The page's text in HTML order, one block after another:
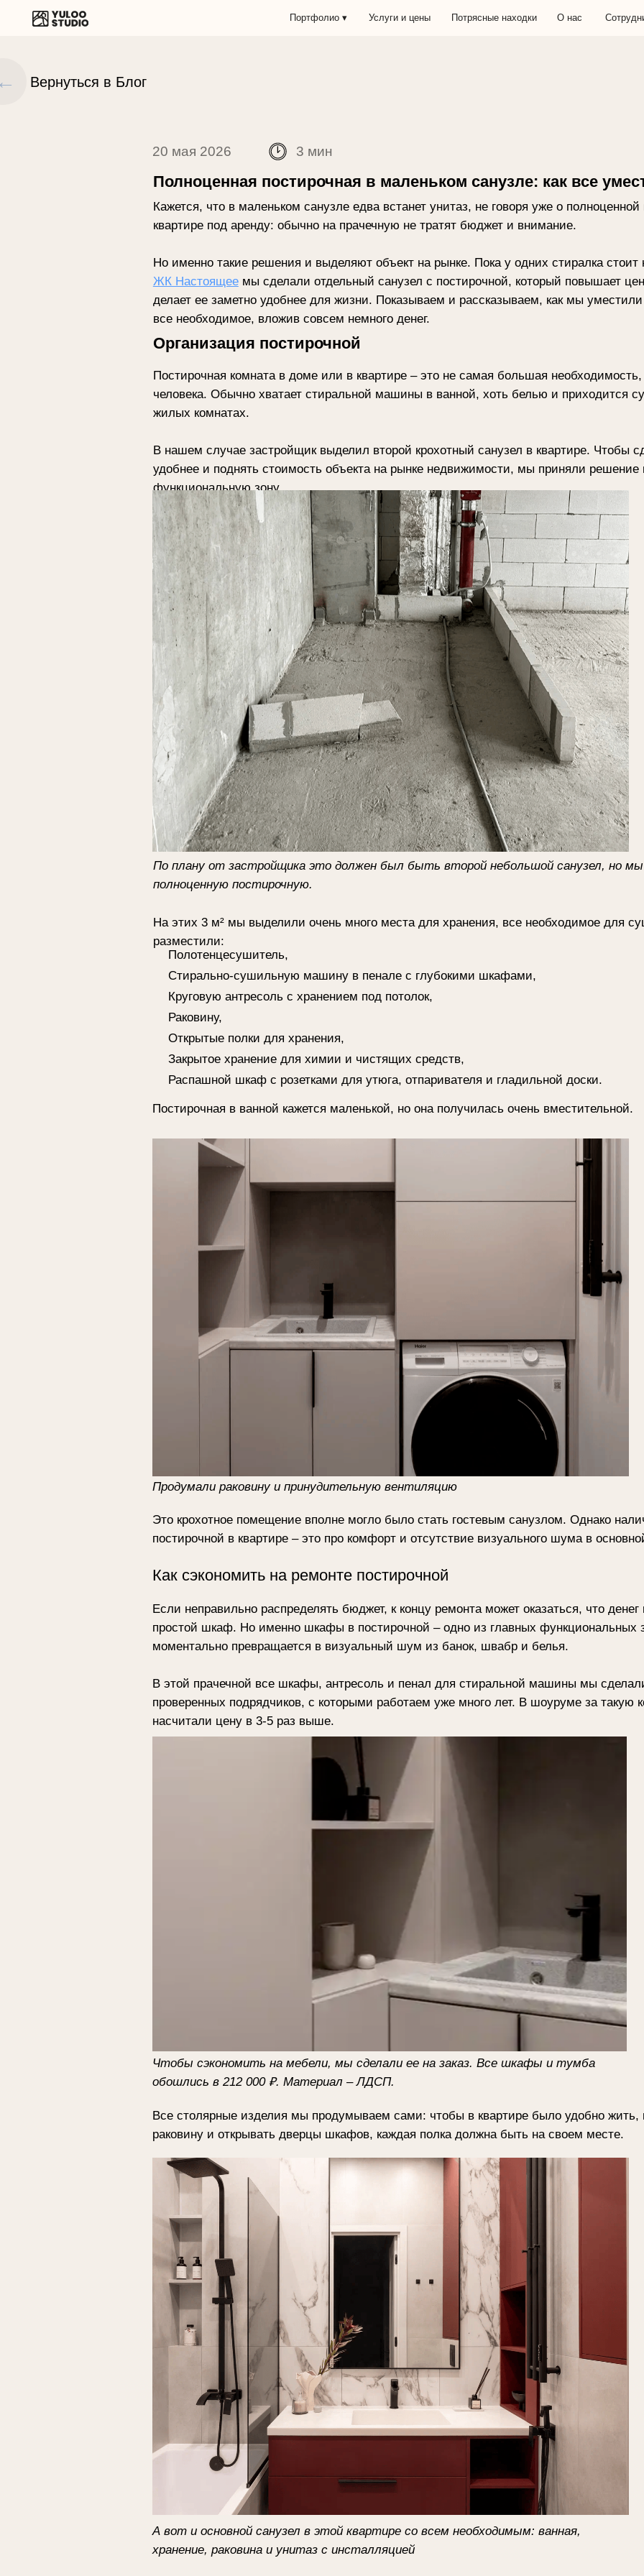
Сотрудничество
О нас
Потрясные находки
Услуги и цены
Портфолио ▾
Вернуться в Блог
Организация постирочной
Как сэкономить на ремонте постирочной
Кажется, что в маленьком санузле едва встанет унитаз, не говоря уже о полноценной постирочной.
квартире под аренду: обычно на прачечную не тратят бюджет и внимание.
Но именно такие решения и выделяют объект на рынке. Пока у одних стиралка стоит на кухне или
делает ее заметно удобнее для жизни. Показываем и рассказываем, как мы уместили на 3
все необходимое, вложив совсем немного денег.
Постирочная комната в доме или в квартире – это не самая большая необходимость, если в семье
человека. Обычно хватает стиральной машины в ванной, хоть белью и приходится сушиться на
жилых комнатах.
В нашем случае застройщик выделил второй крохотный санузел в квартире. Чтобы сделать быт
удобнее и поднять стоимость объекта на рынке недвижимости, мы приняли решение превратить
По плану от застройщика это должен был быть второй небольшой санузел, но мы сделали из
полноценную постирочную.
На этих 3 м² мы выделили очень много места для хранения, все необходимое для сушки и глажки и
разместили:
Полотенцесушитель,
Стирально-сушильную машину в пенале с глубокими шкафами,
Круговую антресоль с хранением под потолок,
Открытые полки для хранения,
Закрытое хранение для химии и чистящих средств,
Распашной шкаф с розетками для утюга, отпаривателя и гладильной доски.
Это крохотное помещение вполне могло было стать гостевым санузлом. Однако наличие
постирочной в квартире – это про комфорт и отсутствие визуального шума в основной ванной.
Если неправильно распределять бюджет, к концу ремонта может оказаться, что денег не осталось
простой шкаф. Но именно шкафы в постирочной – одно из главных функциональных звеньев: без
моментально превращается в визуальный шум из банок, швабр и белья.
проверенных подрядчиков, с которыми работаем уже много лет. В шоуруме за такую конструкцию
насчитали цену в 3-5 раз выше.
Все столярные изделия мы продумываем сами: чтобы в квартире было удобно жить, не биться
раковину и открывать дверцы шкафов, каждая полка должна быть на своем месте.
Постирочная в ванной кажется маленькой, но она получилась очень вместительной.
Продумали раковину и принудительную вентиляцию
Чтобы сэкономить на мебели, мы сделали ее на заказ. Все шкафы и тумба
А вот и основной санузел в этой квартире со всем необходимым: ванная,
хранение, раковина и унитаз с инсталляцией
Если хотите, чтобы мы сделали ремонт под аренду или продажу в вашей квартире – оставьте
бюджета насайте
Предложим 3 варианта стоимости услуг и закрепим место, даже если ключей нет на руках.
Полноценная постирочная в маленьком санузле: как все уместить
Instagram Студии*
Отзывы
*Instagram принадлежит компании Meta, признанной